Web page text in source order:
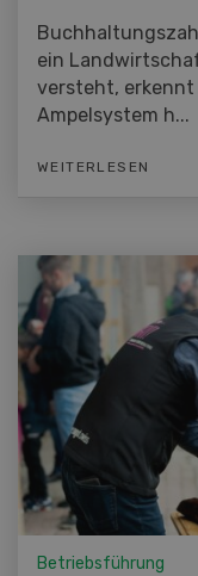
ein
versteht, erkennt
Ampelsystem h...
WEITERLESEN
Betriebsführung